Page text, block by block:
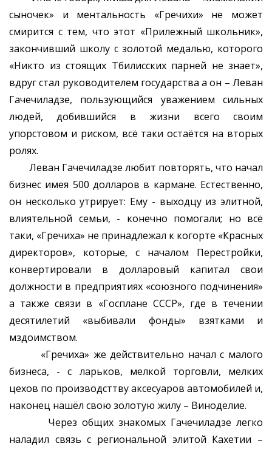
сыночек» и ментальность «Гречихи» не может
смирится с тем, что этот «Прилежный школьник»,
закончивший школу с золотой медалью, которого
«Никто из стоящих Тбилисских парней не знает»,
вдруг стал руководителем государства а он – Леван
Гачечиладзе, пользующийся уважением сильных
людей, добившийся в жизни всего своим
упорстовом и риском, всё таки остаётся на вторых
ролях.
Леван Гачечиладзе любит повторять, что начал
бизнес имея 500 долларов в кармане. Естественно,
он несколько утрирует: Ему - выходцу из элитной,
влиятельной семьи, - конечно помогали; но всё
таки, «Гречиха» не принадлежал к когорте «Красных
директоров», которые, с началом Перестройки,
конвертировали в долларовый капитал свои
должности в предприятиях «союзного подчинения»
а также связи в «Госплане СССР», где в течении
десятилетий «выбивали фонды» взятками и
мздоимством.
«Гречиха» же действительно начал с малого
бизнеса, - с ларьков, мелкой торговли, мелких
цехов по производсттву аксесуаров автомобилей и,
наконец нашёл свою золотую жилу – Виноделие.
Через общих знакомых Гачечиладзе легко
наладил связь с региональной элитой Кахетии –